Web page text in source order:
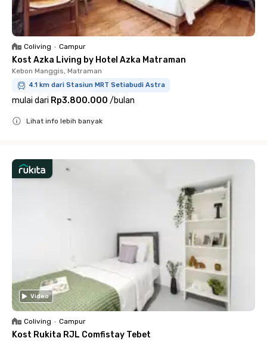
Coliving • Campur
Kost Azka Living by Hotel Azka Matraman
Kebon Manggis, Matraman
4.1 km dari Stasiun MRT Setiabudi Astra
mulai dari Rp3.800.000 /bulan
Lihat info lebih banyak
Video
Coliving • Campur
Kost Rukita RJL Comfistay Tebet